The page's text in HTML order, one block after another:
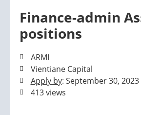
Finance-admin
positions
ARMI
Vientiane Capital
Apply by: September 30, 2023
413 views